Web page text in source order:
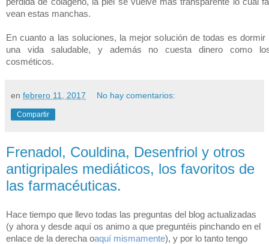
vean estas manchas.
En cuanto a las soluciones, la mejor solución de todas es dormir
una vida saludable, y además no cuesta dinero como
cosméticos.
en febrero 11, 2017 No hay comentarios:
Compartir
Frenadol, Couldina, Desenfriol y otros
antigripales mediáticos, los favoritos de
las farmacéuticas.
Hace tiempo que llevo todas las preguntas del blog actualizadas
(y ahora y desde aquí os animo a que preguntéis pinchando en el
enlace de la derecha oaquí mismamente), y por lo tanto tengo